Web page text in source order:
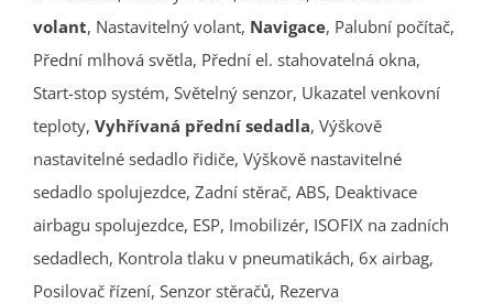
volant, Nastavitelný volant, Navigace, Palubní počítač,
Přední mlhová světla, Přední el. stahovatelná okna,
Start-stop systém, Světelný senzor, Ukazatel venkovní
teploty, Vyhřívaná přední sedadla, Výškově
nastavitelné sedadlo řidiče, Výškově nastavitelné
sedadlo spolujezdce, Zadní stěrač, ABS, Deaktivace
airbagu spolujezdce, ESP, Imobilizér, ISOFIX na zadních
sedadlech, Kontrola tlaku v pneumatikách, 6x airbag,
Posilovač řízení, Senzor stěračů, Rezerva